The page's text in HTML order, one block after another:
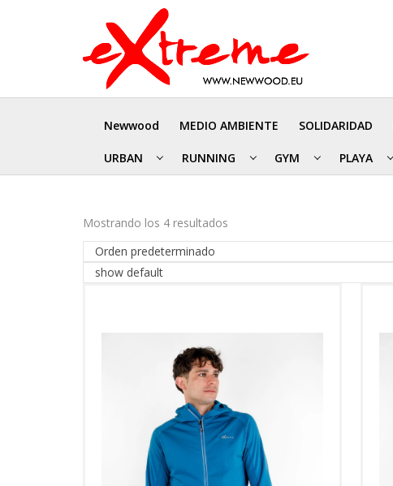
Newwood MEDIO AMBIENTE SOLIDARIDAD
URBAN RUNNING GYM PLAYA
Mostrando los 4 resultados
Orden predeterminado
show default